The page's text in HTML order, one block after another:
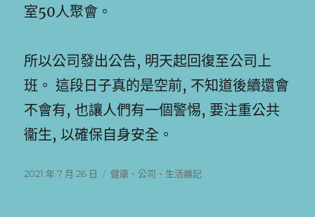
室50人聚會。
所以公司發出公告, 明天起回復至公司上
班。 這段日子真的是空前, 不知道後續還會
不會有, 也讓人們有一個警惕, 要注重公共
衞生, 以確保自身安全。
發
2021 年 7 月 26 日
分
健康 、公司 、 生活雜記